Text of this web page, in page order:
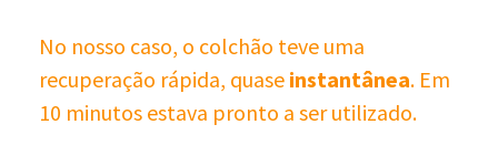
No nosso caso, o colchão teve uma
recuperação rápida, quase instantânea. Em
10 minutos estava pronto a ser utilizado.